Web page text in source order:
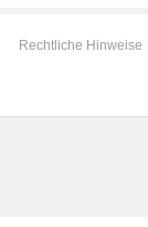
Rechtliche Hinweise